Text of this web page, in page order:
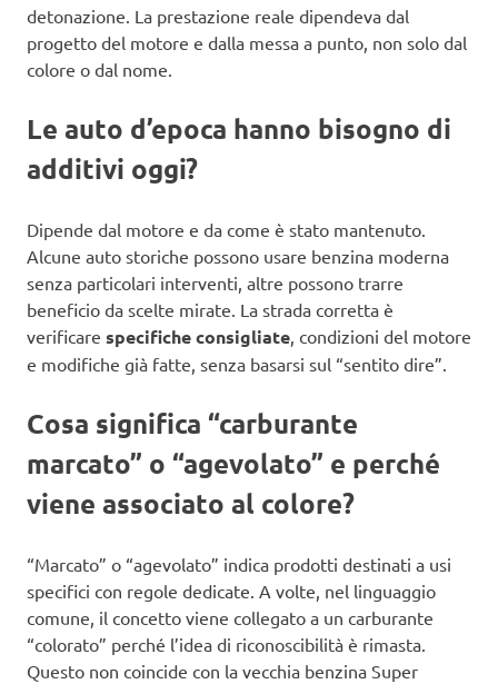
detonazione. La prestazione reale dipendeva dal
progetto del motore e dalla messa a punto, non solo dal
colore o dal nome.
Le auto d’epoca hanno bisogno di
additivi oggi?
Dipende dal motore e da come è stato mantenuto.
Alcune auto storiche possono usare benzina moderna
senza particolari interventi, altre possono trarre
beneficio da scelte mirate. La strada corretta è
verificare specifiche consigliate , condizioni del motore
e modifiche già fatte, senza basarsi sul “sentito dire”.
Cosa significa “carburante
marcato” o “agevolato” e perché
viene associato al colore?
“Marcato” o “agevolato” indica prodotti destinati a usi
specifici con regole dedicate. A volte, nel linguaggio
comune, il concetto viene collegato a un carburante
“colorato” perché l’idea di riconoscibilità è rimasta.
Questo non coincide con la vecchia benzina Super